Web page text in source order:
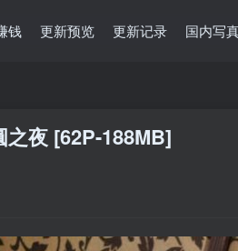
钱 更新预览 更新记录 国内写
夜 [62P-188MB]